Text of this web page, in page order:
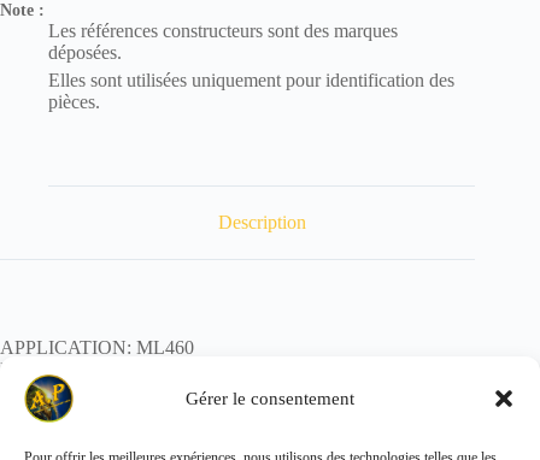
Gérer le consentement
Note :
Les références constructeurs sont des marques
déposées.
Elles sont utilisées uniquement pour identification des
pièces.
Description
APPLICATION: ML460
REF:
POIDS: